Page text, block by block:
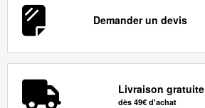
Demander un devis
Livraison gratuite
dès 49€ d'achat